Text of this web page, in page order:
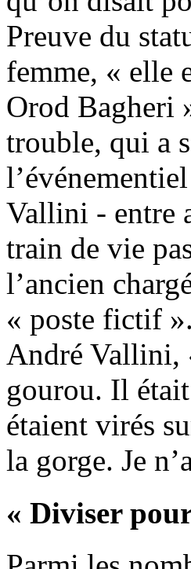
Preuve du
femme, « elle
Orod Bagheri
trouble, qui a
Vallini - entre
train de vie
l’ancien
« poste fictif
André Vallini,
gourou. Il
étaient virés
la gorge. Je
« Diviser